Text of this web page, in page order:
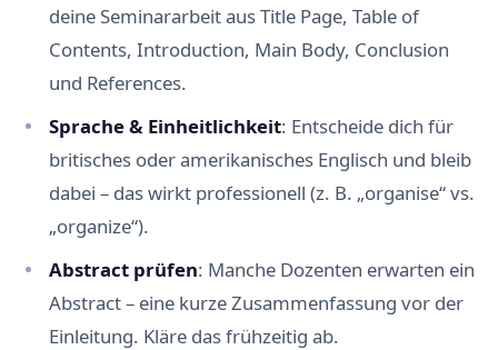
deine Seminararbeit aus Title Page, Table of
Contents, Introduction, Main Body, Conclusion
und References.
Sprache & Einheitlichkeit: Entscheide dich für
britisches oder amerikanisches Englisch und bleib
dabei – das wirkt professionell (z. B. „organise“ vs.
„organize“).
Abstract prüfen: Manche Dozenten erwarten ein
Abstract – eine kurze Zusammenfassung vor der
Einleitung. Kläre das frühzeitig ab.